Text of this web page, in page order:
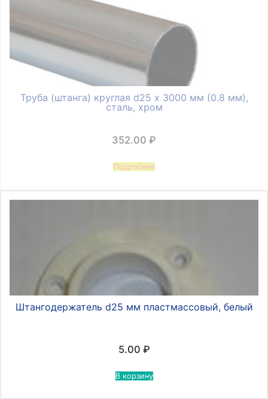
Труба (штанга) круглая d25 х 3000 мм (0.8 мм),
сталь, хром
352.00 ₽
Подробнее
Штангодержатель d25 мм пластмассовый, белый
5.00 ₽
В корзину